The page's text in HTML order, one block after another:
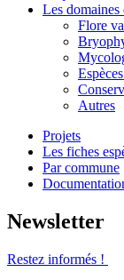
Les domaines
Flore
Autres
Projets
Les fiches
Par commune
Newsletter
Restez informés !